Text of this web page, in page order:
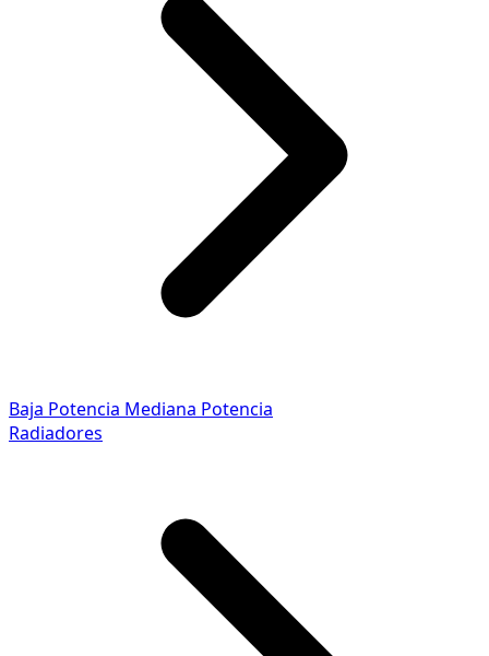
Baja Potencia Mediana Potencia
Radiadores